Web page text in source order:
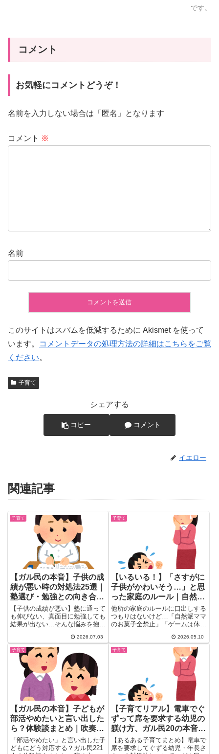
です。
コメント
お気軽にコメントどうぞ！
名前を入力しない場合は「匿名」となります
コメント ※
名前
このサイトはスパムを低減するために Akismet を使って
います。
コメントデータの処理方法の詳細はこちらをご覧
ください。
子育て
シェアする
コピー コメント
イエロー
関連記事
子育て
【ガル民の本音】子供の成
績が悪い時の対処法25選｜
塾選び・勉強との向き合い
方まとめ
【子供の成績が悪い】塾に通って
も伸びない、真面目に勉強しても
結果が出ない…そんな悩みを抱え
介します。間違った勉強法の見直
し方から発達障害・学習障害の可
能性、大学進学だけにこだわらな
い進路の選び方まで、リアルな本
音をまとめました。
2026.07.03
子育て
【いるいる！】「さすがに
子供がかわいそう…」と思
った家庭のルール｜自然派
ママのお菓子禁止・ゲーム
制限の反動エピソードがリ
アルすぎる
他所の家庭のルールに口出しする
つもりはないけど…「自然派ママ
のお菓子全禁止」「ゲームは休日
2026.05.10
子育て
【ガル民の本音】子どもが
部活やめたいと言い出した
ら？体験談まとめ｜吹奏
楽・人間関係・不登校リス
クのリアル
「部活やめたい」と言い出した子
どもにどう対応する？ガル民221
子育て
【子育てリアル】電車でぐ
ずって席を要求する幼児の
躾け方、ガル民20の本音｜
途中下車・乗前の約束が効
く！
【あるある子育てまとめ】電車で
席を要求してぐずる幼児・年長さ